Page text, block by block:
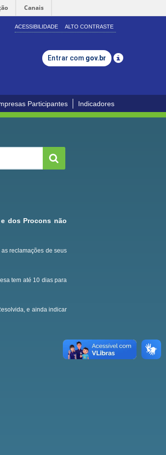
Canais
ACESSIBILIDADE ALTO CONTRASTE
Entrar com gov.br
Participantes Indicadores
dos Procons não
reclamações de seus
tem até 10 dias para
e ainda indicar